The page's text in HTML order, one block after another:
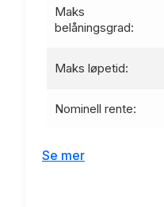
Maks
belåningsgrad:
Maks løpetid:
Nominell rente:
Se mer